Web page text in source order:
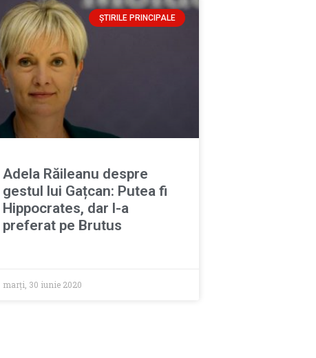
ȘTIRILE PRINCIPALE
Adela Răileanu despre
gestul lui Gațcan: Putea fi
Hippocrates, dar l-a
preferat pe Brutus
marți, 30 iunie 2020